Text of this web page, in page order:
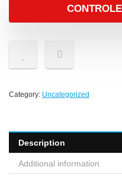
Category: Uncategorized
Description
Additional information